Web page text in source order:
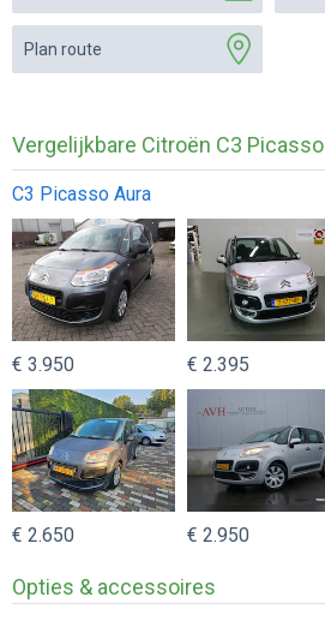
Plan route
Vergelijkbare Citroën C3
C3 Picasso Aura
€ 3.950 € 2.395
€ 2.650 € 2.950
Opties & accessoires